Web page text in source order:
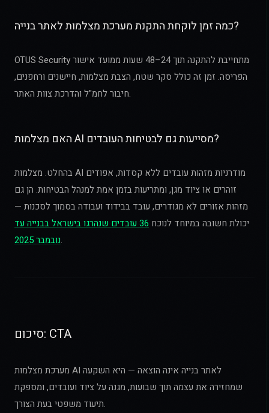
כמה זמן לוקחת התקנת מערכת מצלמות לאתר בנייה?
OTUS Security מתחייבת להתקנה תוך 24–48 שעות ממועד אישור
הפריסה. זמן זה כולל סקר שטח, הצבת מצלמות, חיישנים ורחפנים,
חיבור לחמ"ל והדרכת צוות האתר.
האם מצלמות AI מסייעות גם לבטיחות העובדים?
בהחלט. מצלמות AI מודרניות מזהות עובדים ללא קסדות, אפודים
זוהרים או ציוד מגן, ומתריעות בזמן אמת למנהל הבטיחות. הן גם
מזהות אזורים לא מגודרים, עובד בבידוד ועבודה בסמוך לסכנות —
יכולת חשובה במיוחד לנוכח
36 עובדים שנהרגו בישראל בבנייה עד
נובמבר 2025.
סיכום: CTA
מערכת מצלמות AI לאתר בנייה אינה הוצאה — היא השקעה
שמחזירה את עצמה תוך שבועות, מגנה על ציוד ועובדים, ומספקת
תיעוד משפטי בעת הצורך.